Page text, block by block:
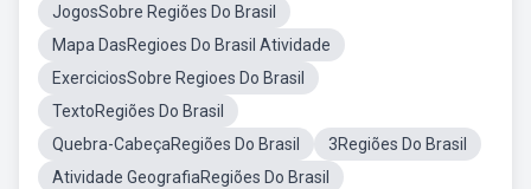
JogosSobre Regiões Do Brasil
Mapa DasRegioes Do Brasil Atividade
ExerciciosSobre Regioes Do Brasil
TextoRegiões Do Brasil
Quebra-CabeçaRegiões Do Brasil
3Regiões Do Brasil
Atividade GeografiaRegiões Do Brasil